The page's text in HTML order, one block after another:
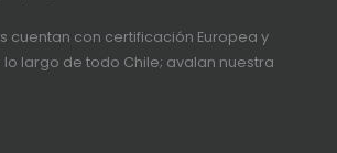
cuentan con certificación Europea y
largo de todo Chile; avalan nuestra